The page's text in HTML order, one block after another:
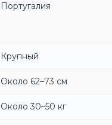
Португалия
Крупный
Около 62–73 см
Около 30–50 кг